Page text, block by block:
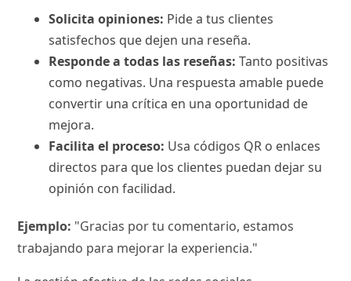
Solicita opiniones: Pide a tus clientes
satisfechos que dejen una reseña.
Responde a todas las reseñas: Tanto positivas
como negativas. Una respuesta amable puede
convertir una crítica en una oportunidad de
mejora.
Facilita el proceso: Usa códigos QR o enlaces
directos para que los clientes puedan dejar su
opinión con facilidad.
Ejemplo: "Gracias por tu comentario, estamos
trabajando para mejorar la experiencia."